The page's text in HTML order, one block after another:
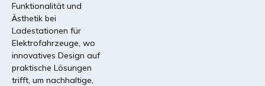
Kabelschutz®
Schutzkabelummantelung mit integrierter forensischer
Markierung, um Diebstahl zu verhindern und die
Funktionsfähigkeit der Ladegeräte zu gewährleisten.
Funktionalität und
Ästhetik bei
Ladestationen für
Elektrofahrzeuge, wo
innovatives Design auf
praktische Lösungen
trifft, um nachhaltige,